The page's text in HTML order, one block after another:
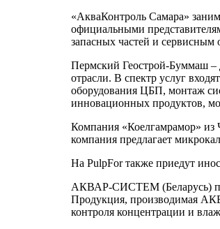
«АкваКонтроль Самара»
официальными
запасных частей и сервисным
Пермский Геострой-Буммаш –
отрасли. В спектр услуг
оборудования ЦБП, монтаж
инновационных продуктов,
Компания «Коелгамрамор» из
компания предлагает
На PulpFor также приедут
АКВАР-СИСТЕМ (Беларусь)
Продукция, производимая
контроля концентрации и